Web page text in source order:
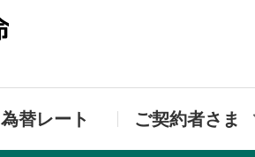
三井住友海上プラ
為替レート ご契約者さま